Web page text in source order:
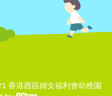
香港西區婦女福利會幼稚園